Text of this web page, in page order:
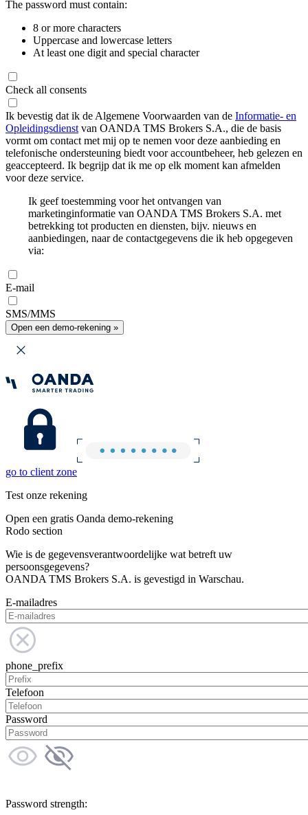
The password must contain:
8 or more characters
Uppercase and lowercase letters
At least one digit and special character
Check all consents
Ik bevestig dat ik de Algemene Voorwaarden van de Informatie- en
Opleidingsdienst van OANDA TMS Brokers S.A., die de basis
vormt om contact met mij op te nemen voor deze aanbieding en
telefonische ondersteuning biedt voor accountbeheer, heb gelezen en
geaccepteerd. Ik begrijp dat ik me op elk moment kan afmelden
voor deze service.
Ik geef toestemming voor het ontvangen van
marketinginformatie van OANDA TMS Brokers S.A. met
betrekking tot producten en diensten, bijv. nieuws en
aanbiedingen, naar de contactgegevens die ik heb opgegeven
via:
E-mail
SMS/MMS
Open een demo-rekening »
go to client zone
Test onze rekening
Open een gratis Oanda demo-rekening
Rodo section
Wie is de gegevensverantwoordelijke wat betreft uw
persoonsgegevens?
OANDA TMS Brokers S.A. is gevestigd in Warschau.
E-mailadres
phone_prefix
Telefoon
Password
Password strength: